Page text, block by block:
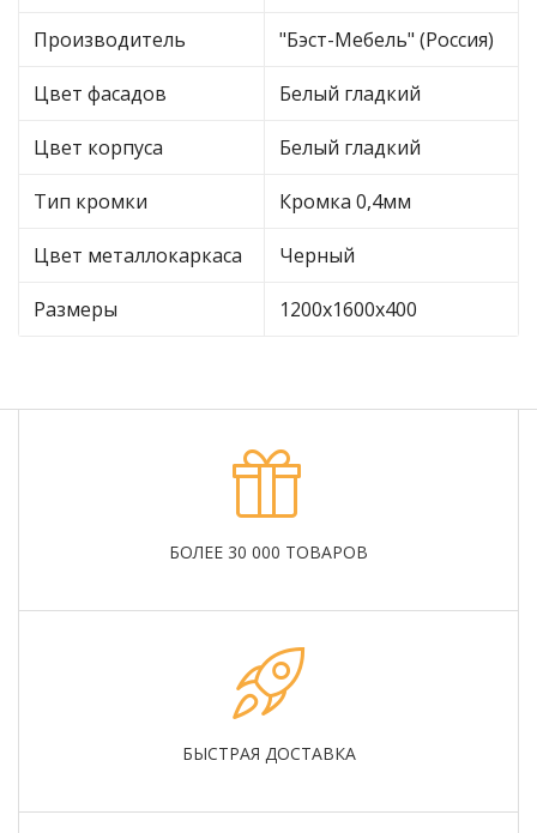
Производитель "Бэст-Мебель" (Россия)
Цвет фасадов Белый гладкий
Цвет корпуса Белый гладкий
Тип кромки Кромка 0,4мм
Цвет металлокаркаса Черный
Размеры 1200х1600х400
БОЛЕЕ 30 000 ТОВАРОВ
БЫСТРАЯ ДОСТАВКА